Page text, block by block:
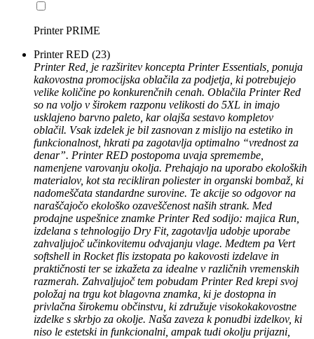
Printer PRIME
Printer RED (23)
Printer Red, je razširitev koncepta Printer Essentials, ponuja
kakovostna promocijska oblačila za podjetja, ki potrebujejo
velike količine po konkurenčnih cenah. Oblačila Printer Red
so na voljo v širokem razponu velikosti do 5XL in imajo
usklajeno barvno paleto, kar olajša sestavo kompletov
oblačil. Vsak izdelek je bil zasnovan z mislijo na estetiko in
funkcionalnost, hkrati pa zagotavlja optimalno “vrednost za
denar”. Printer RED postopoma uvaja spremembe,
namenjene varovanju okolja. Prehajajo na uporabo ekoloških
materialov, kot sta recikliran poliester in organski bombaž, ki
nadomeščata standardne surovine. Te akcije so odgovor na
naraščajočo ekološko ozaveščenost naših strank. Med
prodajne uspešnice znamke Printer Red sodijo: majica Run,
izdelana s tehnologijo Dry Fit, zagotavlja udobje uporabe
zahvaljujoč učinkovitemu odvajanju vlage. Medtem pa Vert
softshell in Rocket flis izstopata po kakovosti izdelave in
praktičnosti ter se izkažeta za idealne v različnih vremenskih
razmerah. Zahvaljujoč tem pobudam Printer Red krepi svoj
položaj na trgu kot blagovna znamka, ki je dostopna in
privlačna širokemu občinstvu, ki združuje visokokakovostne
izdelke s skrbjo za okolje. Naša zaveza k ponudbi izdelkov, ki
niso le estetski in funkcionalni, ampak tudi okolju prijazni,